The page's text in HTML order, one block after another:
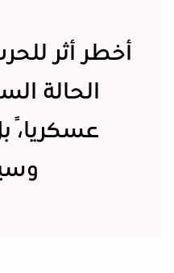
أخطر أثر
الحالة
عسكرياً،